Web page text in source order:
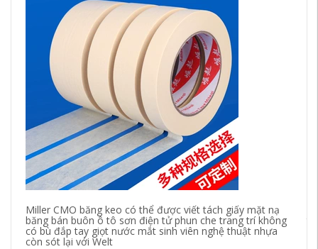
Miller CMO băng keo có thể được viết tách giấy mặt nạ
băng bán buôn ô tô sơn điện tử phun che trang trí không
có bù đắp tay giọt nước mắt sinh viên nghệ thuật nhựa
còn sót lại với Welt